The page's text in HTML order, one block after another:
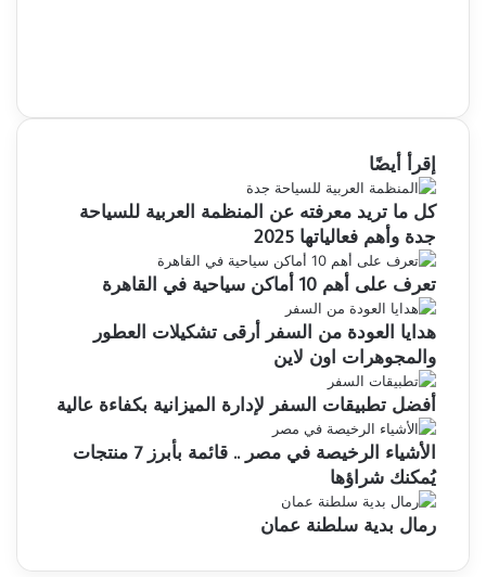
إقرأ أيضًا
كل ما تريد معرفته عن المنظمة العربية للسياحة
جدة وأهم فعالياتها 2025
تعرف على أهم 10 أماكن سياحية في القاهرة
هدايا العودة من السفر أرقى تشكيلات العطور
والمجوهرات اون لاين
أفضل تطبيقات السفر لإدارة الميزانية بكفاءة عالية
الأشياء الرخيصة في مصر .. قائمة بأبرز 7 منتجات
يُمكنك شراؤها
رمال بدية سلطنة عمان